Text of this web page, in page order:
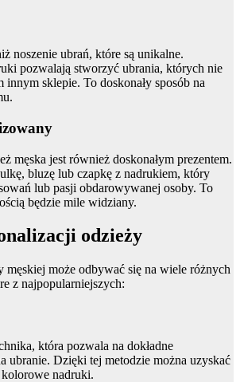
noszenie ubrań, które są unikalne.
pozwalają stworzyć ubrania, których nie
innym sklepie. To doskonały sposób na
męska jest również doskonałym prezentem.
bluzę lub czapkę z nadrukiem, który
lub pasji obdarowywanej osoby. To
będzie mile widziany.
odzieży
męskiej może odbywać się na wiele różnych
z najpopularniejszych:
która pozwala na dokładne
ubranie. Dzięki tej metodzie można uzyskać
kolorowe nadruki.